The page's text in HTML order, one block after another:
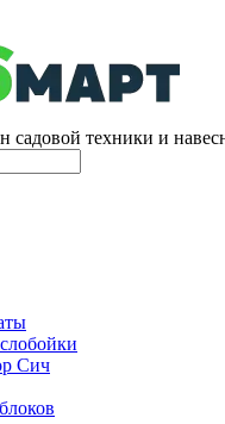
садовой техники и
Сич